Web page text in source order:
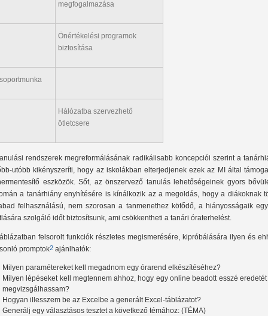
megfogalmazása
Önértékelési programok
biztosítása
Hálózatba szervezhető
ötletcsere
rendszerek megreformálásának radikálisabb koncepciói szerint a
utóbb kikényszeríti, hogy az iskolákban elterjedjenek ezek az MI által
eszközök. Sőt, az önszervező tanulás lehetőségeinek gyors
a tanárhiány enyhítésére is kínálkozik az a megoldás, hogy a diákoknak
felhasználású, nem szorosan a tanmenethez kötődő, a hiányosságaik
szolgáló időt biztosítsunk, ami csökkentheti a tanári óraterhelést.
felsorolt funkciók részletes megismerésére, kipróbálására ilyen és
promptok2 ajánlhatók:
Milyen paramétereket kell megadnom egy órarend elkészítéséhez?
Milyen lépéseket kell megtennem ahhoz, hogy egy online beadott esszé eredetét
megvizsgálhassam?
Hogyan illesszem be az Excelbe a generált Excel-táblázatot?
Generálj egy választásos tesztet a következő témához: (TÉMA)